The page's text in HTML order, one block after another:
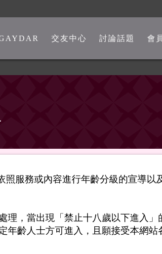
交友中心
另類交友中心
討論話題
嘴砲是非館
會
照服務或內容進行年齡分級的宣導以
理，當出現「禁止十八歲以下進入」
年齡人士方可進入，且願接受本網站